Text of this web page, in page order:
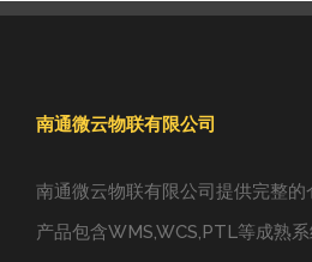
南通微云物联有限公司
南通微云物联有限公司提供完整的
产品包含WMS,WCS,PTL等成熟